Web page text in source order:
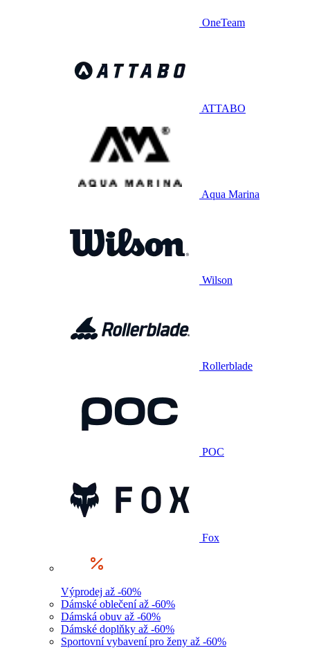
OneTeam
ATTABO
Aqua Marina
Wilson
Rollerblade
POC
Fox
Výprodej až -60%
Dámské oblečení až -60%
Dámská obuv až -60%
Dámské doplňky až -60%
Sportovní vybavení pro ženy až -60%